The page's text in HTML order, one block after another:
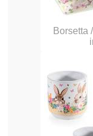
Borsetta